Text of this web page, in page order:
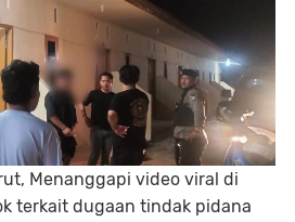
Menanggapi video viral di
terkait dugaan tindak pidana